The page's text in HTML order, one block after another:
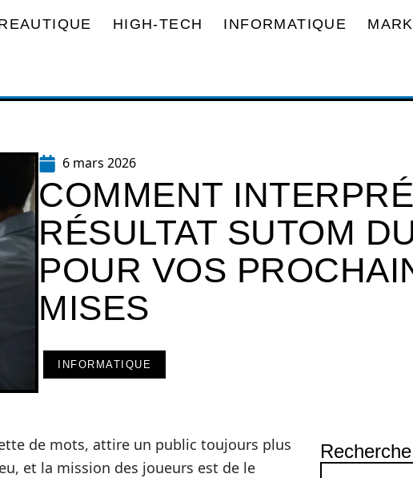
HIGH-TECH INFORMATIQUE
6 mars 2026
COMMENT
RÉSULTAT SUTOM
POUR VOS
MISES
INFORMATIQUE
de mots, attire un public toujours plus
et la mission des joueurs est de le
Recherche